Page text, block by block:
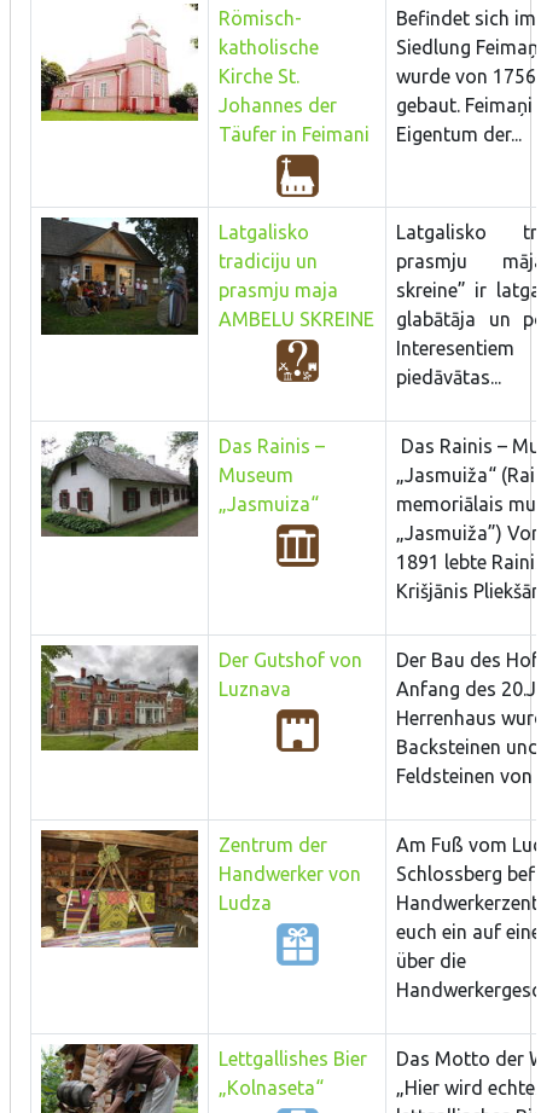
Römisch-
katholische
Kirche St.
Johannes der
Täufer in Feimani
Befindet sich
Siedlung
wurde von 1756
gebaut. Feimaņi
Eigentum der...
Latgalisko
tradiciju un
prasmju maja
AMBELU SKREINE
Latgalisko
prasmju
skreine” ir
glabātāja un
piedāvātas...
Das Rainis –
Museum
„Jasmuiza“
Das Rainis –
„Jasmuiža“
memoriālais
„Jasmuiža”)
1891 lebte
Krišjānis
Der Gutshof von
Luznava
Der Bau des
Anfang des
Herrenhaus
Backsteinen
Feldsteinen von
Zentrum der
Handwerker von
Ludza
Am Fuß vom
Schlossberg
euch ein auf
über die
Lettgallishes Bier
„Kolnaseta“
Das Motto der
„Hier wird